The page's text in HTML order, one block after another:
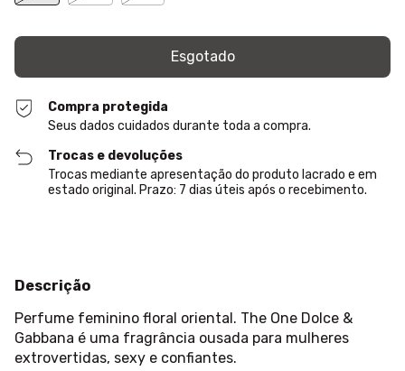
Compra protegida
Seus dados cuidados durante toda a compra.
Trocas e devoluções
Trocas mediante apresentação do produto lacrado e em
estado original. Prazo: 7 dias úteis após o recebimento.
Descrição
Perfume feminino floral oriental. The One Dolce &
Gabbana é uma fragrância ousada para mulheres
extrovertidas, sexy e confiantes.